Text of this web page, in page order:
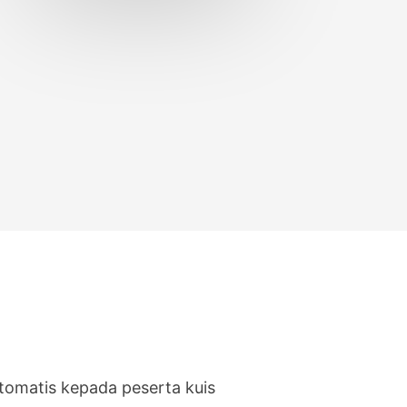
kepada peserta kuis